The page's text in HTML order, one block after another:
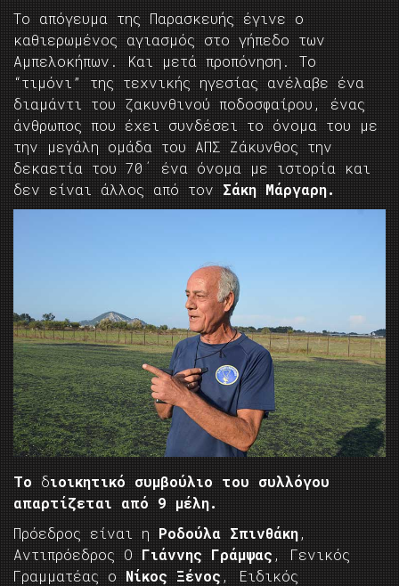
Το απόγευμα της Παρασκευής έγινε ο
καθιερωμένος αγιασμός στο γήπεδο των
Αμπελοκήπων. Και μετά προπόνηση. Το
“τιμόνι” της τεχνικής ηγεσίας ανέλαβε ένα
διαμάντι του ζακυνθινού ποδοσφαίρου, ένας
άνθρωπος που έχει συνδέσει το όνομα του με
την μεγάλη ομάδα του ΑΠΣ Ζάκυνθος την
δεκαετία του 70΄ ένα όνομα με ιστορία και
δεν είναι άλλος από τον Σάκη Μάργαρη.
Το διοικητικό συμβούλιο του συλλόγου
απαρτίζεται από 9 μέλη.
Πρόεδρος είναι η Ροδούλα Σπινθάκη,
Αντιπρόεδρος Ο Γιάννης Γράμψας , Γενικός
Γραμματέας ο Νίκος Ξένος , Ειδικός